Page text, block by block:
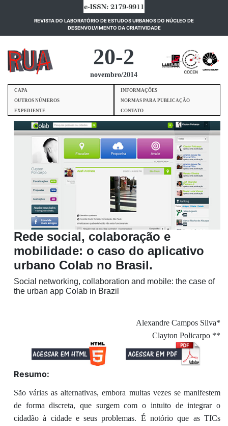
REVISTA DO LABORATÓRIO DE ESTUDOS URBANOS DO NÚCLEO DE
DESENVOLVIMENTO DA CRIATIVIDADE(current)
20-2
novembro/2014
CAPA
INFORMAÇÕES
OUTROS NÚMEROS
NORMAS PARA PUBLICAÇÃO
EXPEDIENTE
CONTATO
Rede social, colaboração e
mobilidade: o caso do aplicativo
urbano Colab no Brasil.
Social networking, collaboration and mobile: the case of
the urban app Colab in Brazil
Alexandre Campos Silva*
Clayton Policarpo **
Resumo:
São várias as alternativas, embora muitas vezes se manifestem
de forma discreta, que surgem com o intuito de integrar o
cidadão à cidade e seus problemas. É notório que as TICs